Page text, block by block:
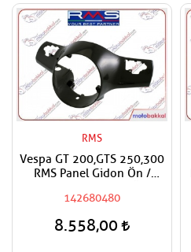
RMS
Vespa GT 200,GTS 250,300
RMS Panel Gidon Ön /
Boyasız
142680480
8.558,00